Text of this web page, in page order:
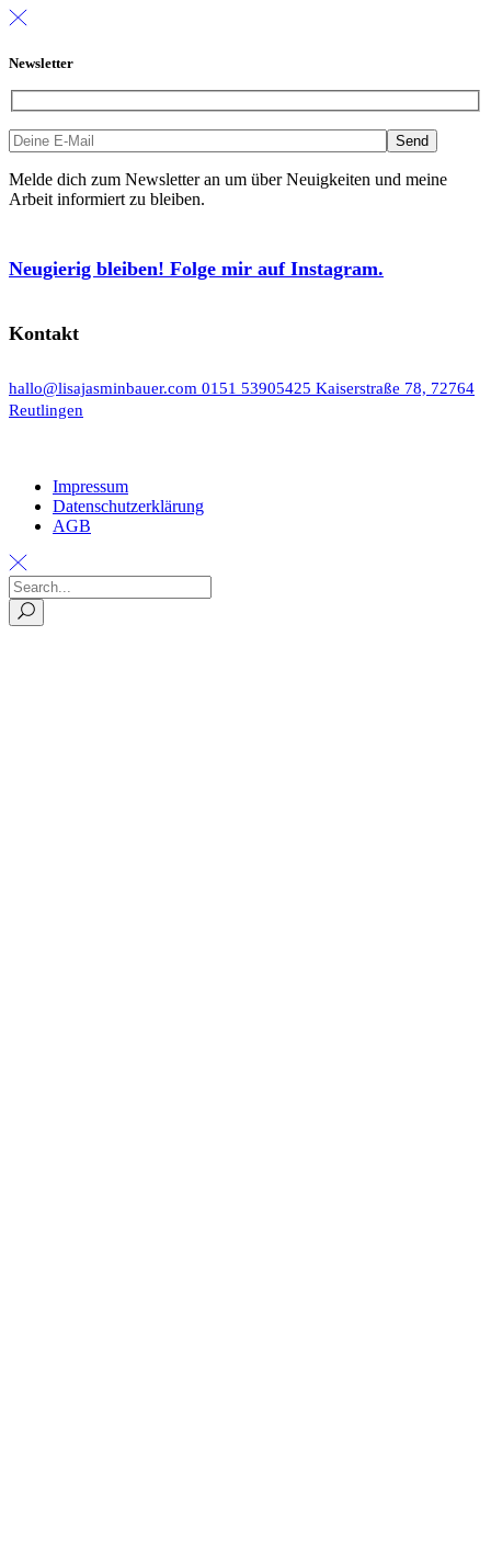
Newsletter
Melde dich zum Newsletter an um über Neuigkeiten und meine
Arbeit informiert zu bleiben.
Neugierig bleiben! Folge mir auf Instagram.
Kontakt
hallo@lisajasminbauer.com 0151 53905425 Kaiserstraße 78, 72764
Reutlingen
Impressum
Datenschutzerklärung
AGB